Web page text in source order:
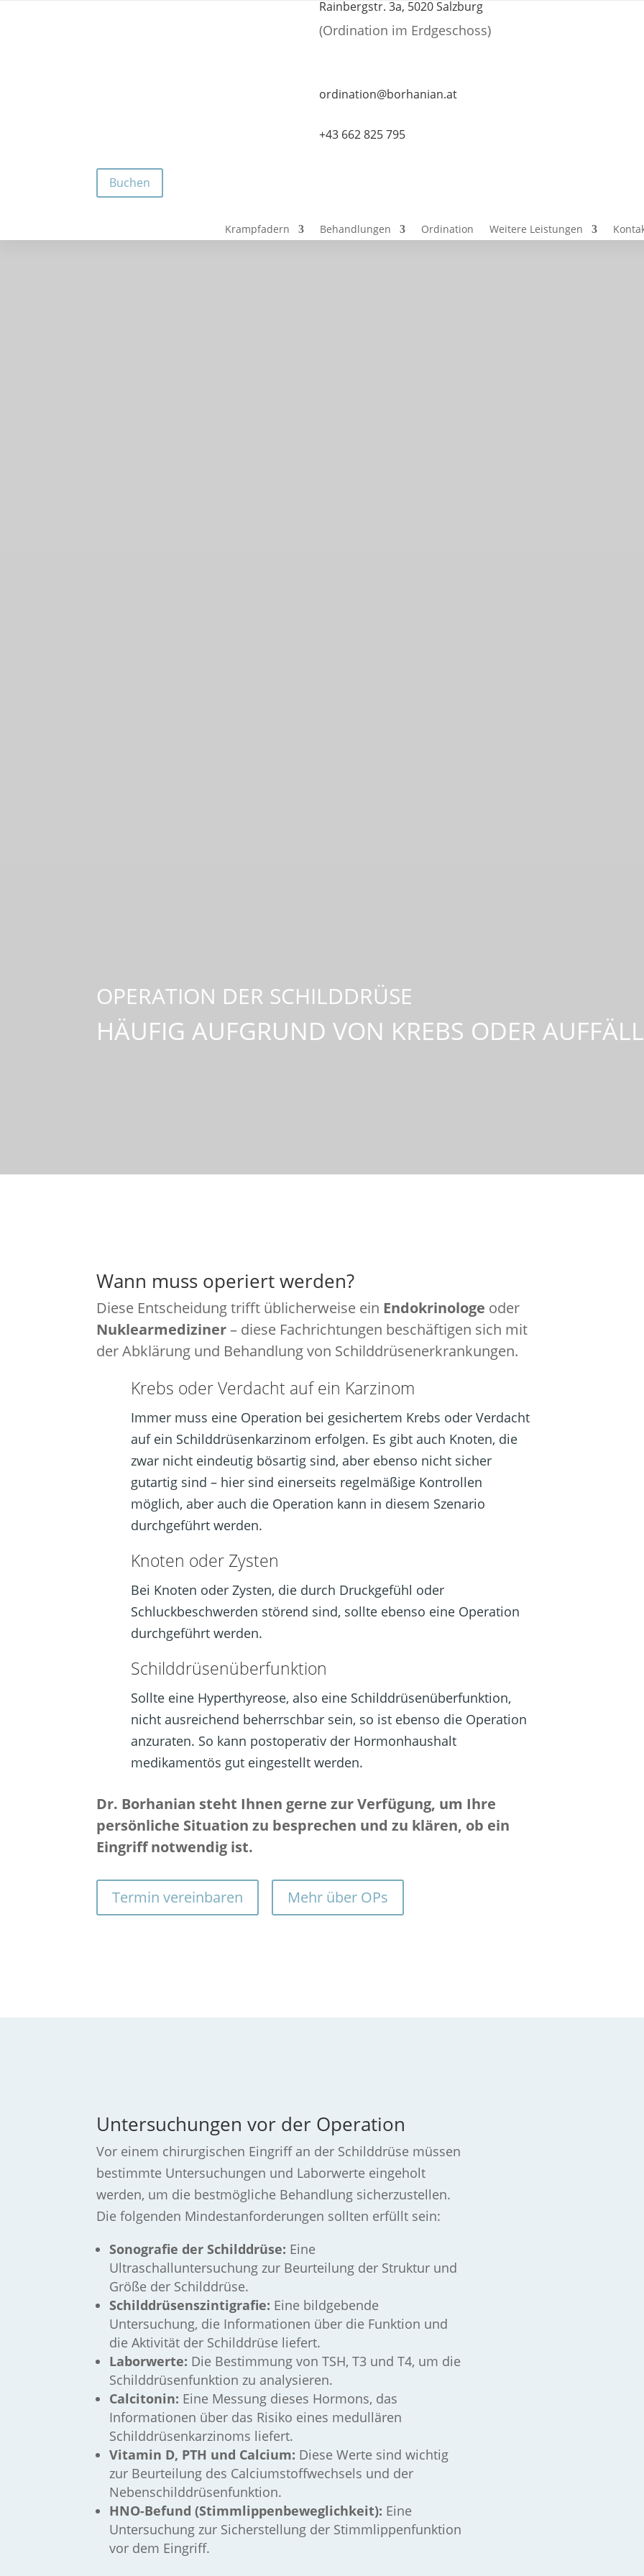
Rainbergstr. 3a, 5020 Salzburg
(Ordination im Erdgeschoss)
ordination@borhanian.at
+43 662 825 795
Buchen
Krampfadern Behandlungen Ordination Weitere Leistungen
OPERATION DER SCHILDDRÜSE
HÄUFIG AUFGRUND VON KREBS ODER
Wann muss operiert werden?
Diese Entscheidung trifft üblicherweise ein Endokrinologe oder
Nuklearmediziner– diese Fachrichtungen beschäftigen sich mit
der Abklärung und Behandlung von Schilddrüsenerkrankungen.
Krebs oder Verdacht auf ein Karzinom
Immer muss eine Operation bei gesichertem Krebs oder Verdacht
auf ein Schilddrüsenkarzinom erfolgen. Es gibt auch Knoten, die
zwar nicht eindeutig bösartig sind, aber ebenso nicht sicher
gutartig sind – hier sind einerseits regelmäßige Kontrollen
möglich, aber auch die Operation kann in diesem Szenario
durchgeführt werden.
Knoten oder Zysten
Bei Knoten oder Zysten, die durch Druckgefühl oder
Schluckbeschwerden störend sind, sollte ebenso eine Operation
durchgeführt werden.
Schilddrüsenüberfunktion
Sollte eine Hyperthyreose, also eine Schilddrüsenüberfunktion,
nicht ausreichend beherrschbar sein, so ist ebenso die Operation
anzuraten. So kann postoperativ der Hormonhaushalt
medikamentös gut eingestellt werden.
Dr. Borhanian steht Ihnen gerne zur Verfügung, um Ihre
persönliche Situation zu besprechen und zu klären, ob ein
Eingriff notwendig ist.
Termin vereinbaren Mehr über OPs
Untersuchungen vor der Operation
Vor einem chirurgischen Eingriff an der Schilddrüse müssen
bestimmte Untersuchungen und Laborwerte eingeholt
werden, um die bestmögliche Behandlung sicherzustellen.
Die folgenden Mindestanforderungen sollten erfüllt sein:
Sonografie der Schilddrüse: Eine
Ultraschalluntersuchung zur Beurteilung der Struktur und
Größe der Schilddrüse.
Schilddrüsenszintigrafie: Eine bildgebende
Untersuchung, die Informationen über die Funktion und
die Aktivität der Schilddrüse liefert.
Laborwerte: Die Bestimmung von TSH, T3 und T4, um die
Schilddrüsenfunktion zu analysieren.
Calcitonin: Eine Messung dieses Hormons, das
Informationen über das Risiko eines medullären
Schilddrüsenkarzinoms liefert.
Vitamin D, PTH und Calcium: Diese Werte sind wichtig
zur Beurteilung des Calciumstoffwechsels und der
Nebenschilddrüsenfunktion.
HNO-Befund (Stimmlippenbeweglichkeit): Eine
Untersuchung zur Sicherstellung der Stimmlippenfunktion
vor dem Eingriff.